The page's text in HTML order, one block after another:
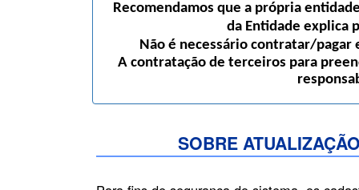
Recomendamos que a própria
da Entidade explica
Não é necessário contratar/
A contratação de terceiros para
SOBRE